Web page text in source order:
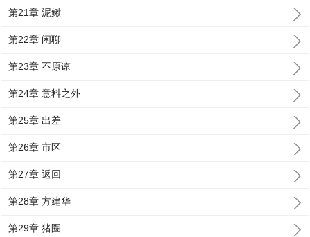
第21章 泥鳅
第22章 闲聊
第23章 不原谅
第24章 意料之外
第25章 出差
第26章 市区
第27章 返回
第28章 方建华
第29章 猪圈